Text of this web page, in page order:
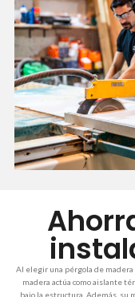
Al elegir una pérgola de madera
madera actúa como aislante
bajo la estructura. Además,